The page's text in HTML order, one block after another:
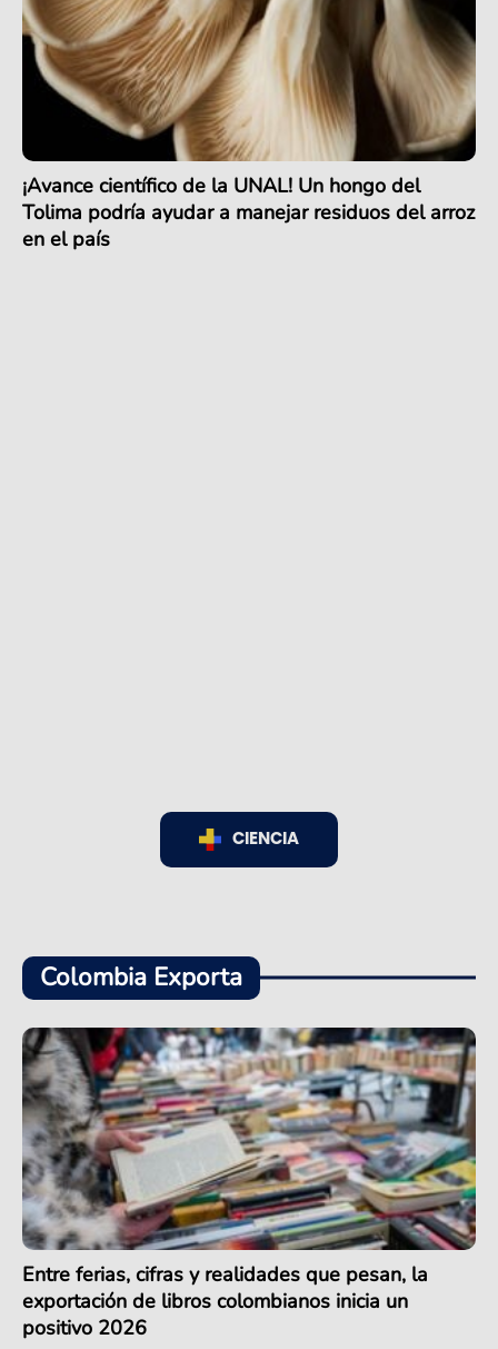
¡Avance científico de la UNAL! Un hongo del
Tolima podría ayudar a manejar residuos del arroz
en el país
CIENCIA
Colombia Exporta
Entre ferias, cifras y realidades que pesan, la
exportación de libros colombianos inicia un
positivo 2026